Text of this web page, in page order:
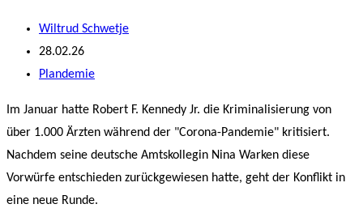
Beitrags-
Autor:
Wiltrud Schwetje
Beitrag
veröffentlicht:
28.02.26
Beitrags-
Plandemie
Im Januar hatte Robert F. Kennedy Jr. die Kriminalisierung von
über 1.000 Ärzten während der "Corona-Pandemie" kritisiert.
Nachdem seine deutsche Amtskollegin Nina Warken diese
Vorwürfe entschieden zurückgewiesen hatte, geht der Konflikt in
eine neue Runde.